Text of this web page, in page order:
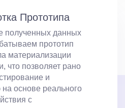
Прототипа
полученных данных
прототип
материализации
что позволяет рано
и
основе реального
с